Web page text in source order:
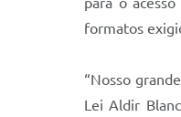
formatos
“Nosso
Lei Aldir